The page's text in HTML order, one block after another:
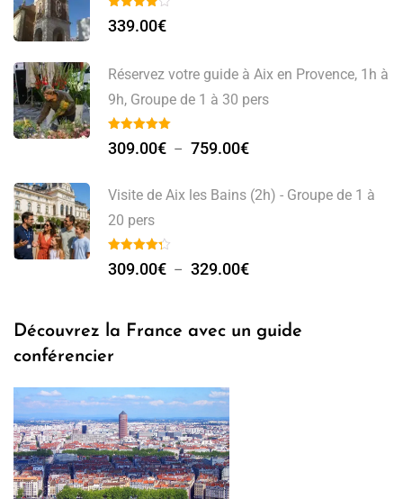
339.00€
Réservez votre guide à Aix en Provence, 1h à
9h, Groupe de 1 à 30 pers
309.00€ – 759.00€
Visite de Aix les Bains (2h) - Groupe de 1 à
20 pers
309.00€ – 329.00€
Découvrez la France avec un guide
conférencier